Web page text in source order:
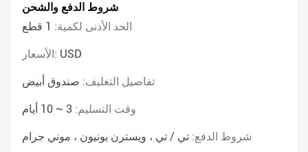
شروط الدفع والشحن
الحد الأدنى لكمية: 1 قطع
الأسعار: USD
تفاصيل التغليف: صندوق أبيض
وقت التسليم: 3 ~ 10 أيام
شروط الدفع: تي / تي ، ويسترن يونيون ، موني جرام